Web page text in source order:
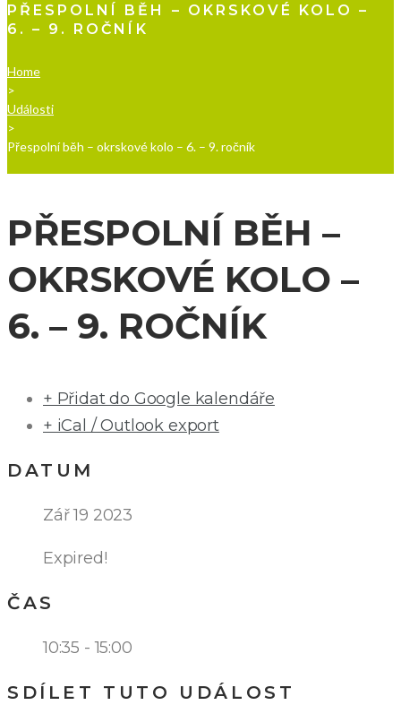
PŘESPOLNÍ BĚH – OKRSKOVÉ KOLO –
6. – 9. ROČNÍK
Home
>
Události
>
Přespolní běh – okrskové kolo – 6. – 9. ročník
PŘESPOLNÍ BĚH –
OKRSKOVÉ KOLO –
6. – 9. ROČNÍK
+ Přidat do Google kalendáře
+ iCal / Outlook export
DATUM
Zář 19 2023
Expired!
ČAS
10:35 - 15:00
SDÍLET TUTO UDÁLOST